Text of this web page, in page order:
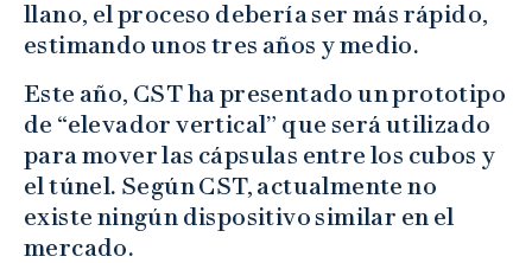
llano, el proceso debería ser más rápido,
estimando unos tres años y medio.
Este año, CST ha presentado un prototipo
de “elevador vertical” que será utilizado
para mover las cápsulas entre los cubos y
el túnel. Según CST, actualmente no
existe ningún dispositivo similar en el
mercado.